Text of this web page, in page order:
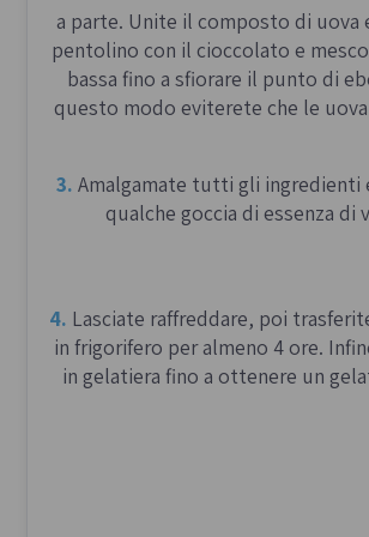
due filoni.
Intrecciate i lati lunghi intorno
intrecciate il lato corto per
1.Posizionate le titole su una
rivestita con carta forno e
latte leggermente intiepidito.
a parte. Unite il composto di uova
pentolino con il cioccolato e
bassa fino a sfiorare il punto di
questo modo eviterete che le
3. Amalgamate tutti gli ingredienti
qualche goccia di essenza di
4. Lasciate raffreddare, poi
in frigorifero per almeno 4 ore.
in gelatiera fino a ottenere un